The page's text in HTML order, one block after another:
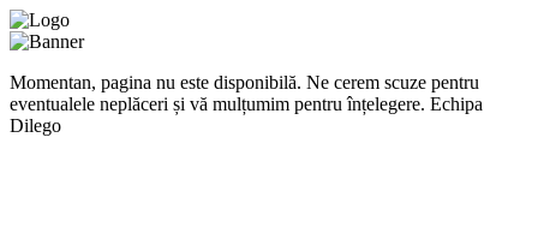
Momentan, pagina nu este disponibilă. Ne cerem scuze pentru
eventualele neplăceri și vă mulțumim pentru înțelegere. Echipa
Dilego